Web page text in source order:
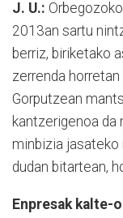
J. U.:
2013an sartu
berriz, biriketako
zerrenda
Gorputzean
kantzerigenoa da
minbizia jasateko
dudan bitartean,
Enpresak